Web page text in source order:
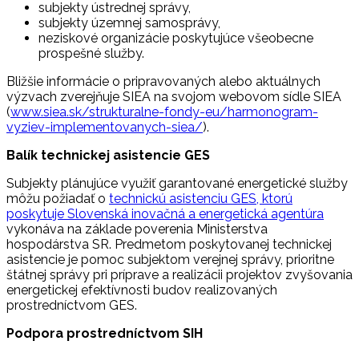
subjekty ústrednej správy,
subjekty územnej samosprávy,
neziskové organizácie poskytujúce všeobecne
prospešné služby.
Bližšie informácie o pripravovaných alebo aktuálnych
výzvach zverejňuje SIEA na svojom webovom sídle SIEA
(www.siea.sk/strukturalne-fondy-eu/harmonogram-
vyziev-implementovanych-siea/).
Balík technickej asistencie GES
Subjekty plánujúce využiť garantované energetické služby
môžu požiadať o technickú asistenciu GES, ktorú
poskytuje Slovenská inovačná a energetická agentúra
vykonáva na základe poverenia Ministerstva
hospodárstva SR. Predmetom poskytovanej technickej
asistencie je pomoc subjektom verejnej správy, prioritne
štátnej správy pri príprave a realizácii projektov zvyšovania
energetickej efektívnosti budov realizovaných
prostredníctvom GES.
Podpora prostredníctvom SIH